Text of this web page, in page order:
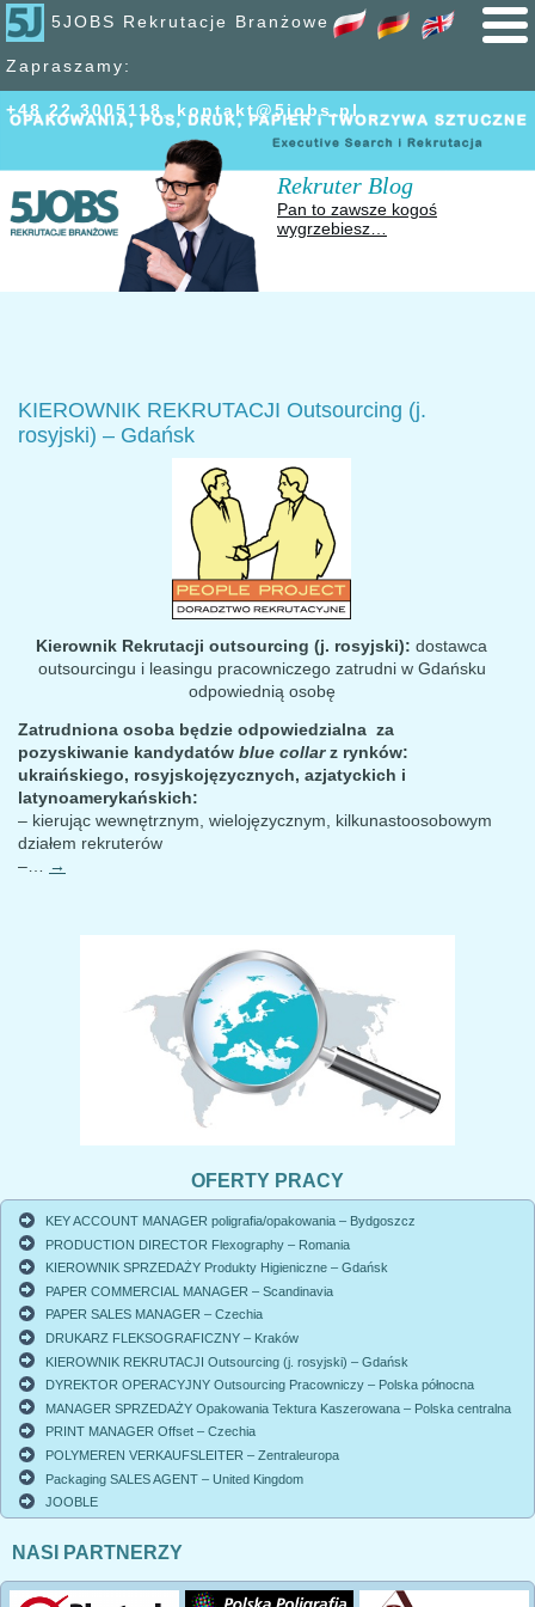
5JOBS Rekrutacje Branżowe
Zapraszamy:
+48 22 3005118 , kontakt@5jobs.pl
Rekruter Blog
Pan to zawsze kogoś
wygrzebiesz…
KIEROWNIK REKRUTACJI Outsourcing (j.
rosyjski) – Gdańsk
Kierownik Rekrutacji outsourcing (j. rosyjski): dostawca
outsourcingu i leasingu pracowniczego zatrudni w Gdańsku
odpowiednią osobę
Zatrudniona osoba będzie odpowiedzialna za
pozyskiwanie kandydatów blue collarz rynków:
ukraińskiego, rosyjskojęzycznych, azjatyckich i
latynoamerykańskich:
– kierując wewnętrznym, wielojęzycznym, kilkunastoosobowym
działem rekruterów
–…
→
OFERTY PRACY
KEY ACCOUNT MANAGER poligrafia/opakowania – Bydgoszcz
PRODUCTION DIRECTOR Flexography – Romania
KIEROWNIK SPRZEDAŻY Produkty Higieniczne – Gdańsk
PAPER COMMERCIAL MANAGER – Scandinavia
PAPER SALES MANAGER – Czechia
DRUKARZ FLEKSOGRAFICZNY – Kraków
KIEROWNIK REKRUTACJI Outsourcing (j. rosyjski) – Gdańsk
DYREKTOR OPERACYJNY Outsourcing Pracowniczy – Polska północna
MANAGER SPRZEDAŻY Opakowania Tektura Kaszerowana – Polska centralna
PRINT MANAGER Offset – Czechia
POLYMEREN VERKAUFSLEITER – Zentraleuropa
Packaging SALES AGENT – United Kingdom
JOOBLE
NASI PARTNERZY